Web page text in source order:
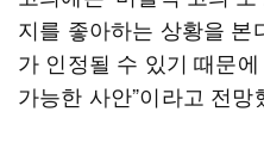
지를 좋아하는 상황을 본
가 인정될 수 있기 때문
가능한 사안”이라고 전망